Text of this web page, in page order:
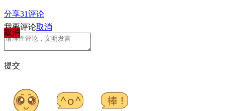
分享31评论
取消
我要评论取消
提交